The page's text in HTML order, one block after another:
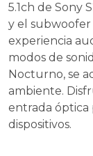
5.1ch de Sony
y el
experiencia
modos de
Nocturno, se
ambiente.
entrada óptica
dispositivos.